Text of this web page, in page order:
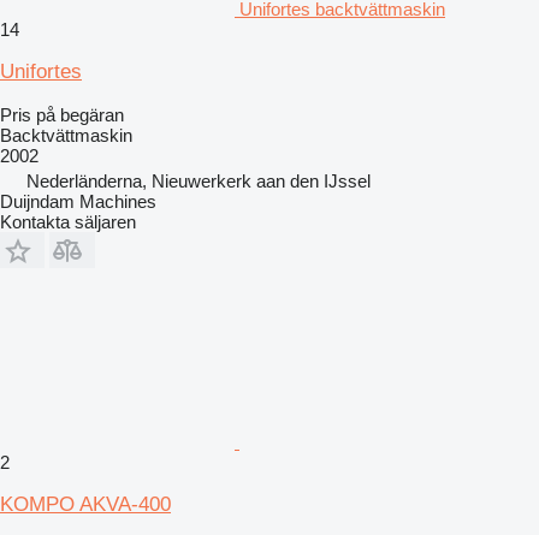
Unifortes backtvättmaskin
14
Unifortes
Pris på begäran
Backtvättmaskin
2002
Nederländerna, Nieuwerkerk aan den IJssel
Duijndam Machines
Kontakta säljaren
2
KOMPO AKVA-400